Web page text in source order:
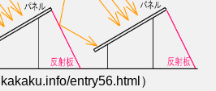
entry56.html）